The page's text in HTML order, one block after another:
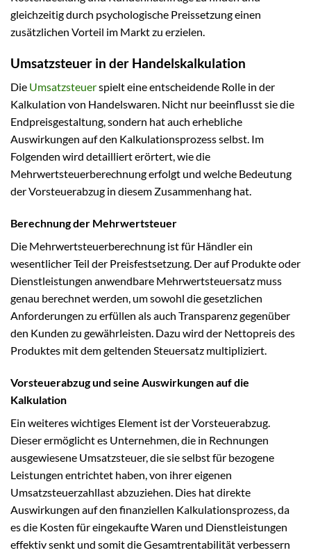
gleichzeitig durch psychologische Preissetzung einen
zusätzlichen Vorteil im Markt zu erzielen.
Umsatzsteuer in der Handelskalkulation
Die Umsatzsteuerspielt eine entscheidende Rolle in der
Kalkulation von Handelswaren. Nicht nur beeinflusst sie die
Endpreisgestaltung, sondern hat auch erhebliche
Auswirkungen auf den Kalkulationsprozess selbst. Im
Folgenden wird detailliert erörtert, wie die
Mehrwertsteuerberechnung erfolgt und welche Bedeutung
der Vorsteuerabzug in diesem Zusammenhang hat.
Berechnung der Mehrwertsteuer
Die Mehrwertsteuerberechnung ist für Händler ein
wesentlicher Teil der Preisfestsetzung. Der auf Produkte oder
Dienstleistungen anwendbare Mehrwertsteuersatz muss
genau berechnet werden, um sowohl die gesetzlichen
Anforderungen zu erfüllen als auch Transparenz gegenüber
den Kunden zu gewährleisten. Dazu wird der Nettopreis des
Produktes mit dem geltenden Steuersatz multipliziert.
Vorsteuerabzug und seine Auswirkungen auf die
Kalkulation
Ein weiteres wichtiges Element ist der Vorsteuerabzug.
Dieser ermöglicht es Unternehmen, die in Rechnungen
ausgewiesene Umsatzsteuer, die sie selbst für bezogene
Leistungen entrichtet haben, von ihrer eigenen
Umsatzsteuerzahllast abzuziehen. Dies hat direkte
Auswirkungen auf den finanziellen Kalkulationsprozess, da
es die Kosten für eingekaufte Waren und Dienstleistungen
effektiv senkt und somit die Gesamtrentabilität verbessern